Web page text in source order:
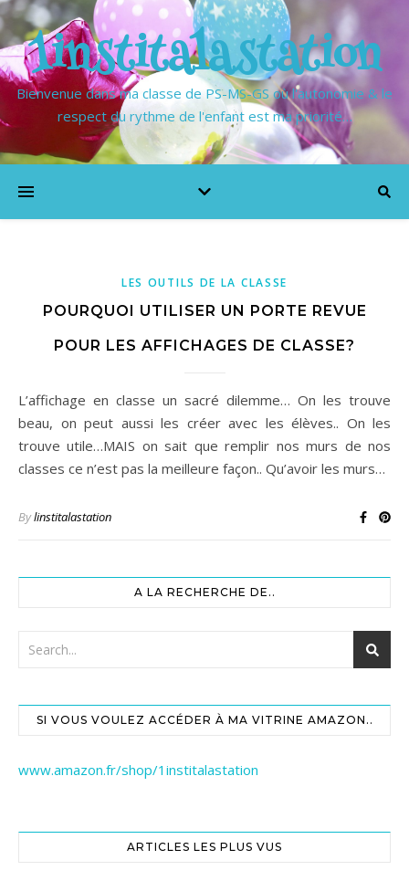
1institalastation
Bienvenue dans ma classe de PS-MS-GS où l'autonomie & le
respect du rythme de l'enfant est ma priorité…
LES OUTILS DE LA CLASSE
POURQUOI UTILISER UN PORTE REVUE
POUR LES AFFICHAGES DE CLASSE?
L’affichage en classe un sacré dilemme… On les trouve
beau, on peut aussi les créer avec les élèves.. On les
trouve utile…MAIS on sait que remplir nos murs de nos
classes ce n’est pas la meilleure façon.. Qu’avoir les murs…
Bylinstitalastation
A LA RECHERCHE DE..
SI VOUS VOULEZ ACCÉDER À MA VITRINE AMAZON..
www.amazon.fr/shop/1institalastation
ARTICLES LES PLUS VUS